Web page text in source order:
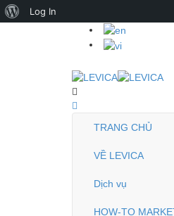
TRANG CHỦ
VỀ LEVICA
Dịch vụ
HOW-TO
About
Log In